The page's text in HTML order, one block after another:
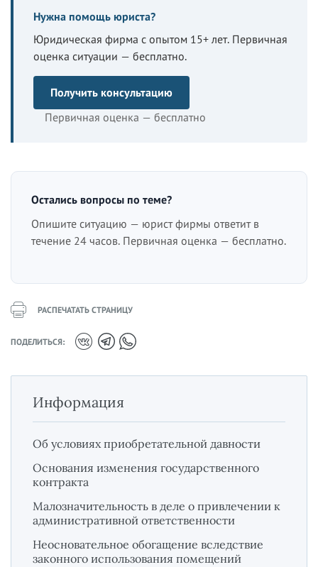
Нужна помощь юриста?
Юридическая фирма с опытом 15+ лет. Первичная
оценка ситуации — бесплатно.
Получить консультацию
Первичная оценка — бесплатно
Остались вопросы по теме?
Опишите ситуацию — юрист фирмы ответит в
течение 24 часов. Первичная оценка — бесплатно.
РАСПЕЧАТАТЬ СТРАНИЦУ
ПОДЕЛИТЬСЯ:
Информация
Об условиях приобретательной давности
Основания изменения государственного
контракта
Малозначительность в деле о привлечении к
административной ответственности
Неосновательное обогащение вследствие
законного использования помещений